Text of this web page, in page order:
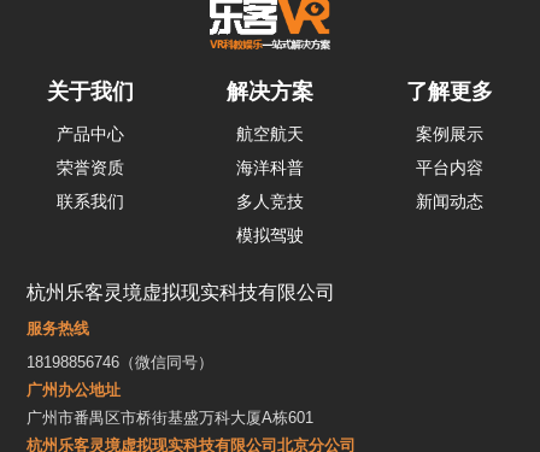
关于我们
产品中心
荣誉资质
联系我们
解决方案
航空航天
海洋科普
多人竞技
模拟驾驶
了解更多
案例展示
平台内容
新闻动态
杭州乐客灵境虚拟现实科技有限公司
服务热线
18198856746（微信同号）
广州办公地址
广州市番禺区市桥街基盛万科大厦A栋601
杭州乐客灵境虚拟现实科技有限公司北京分公司